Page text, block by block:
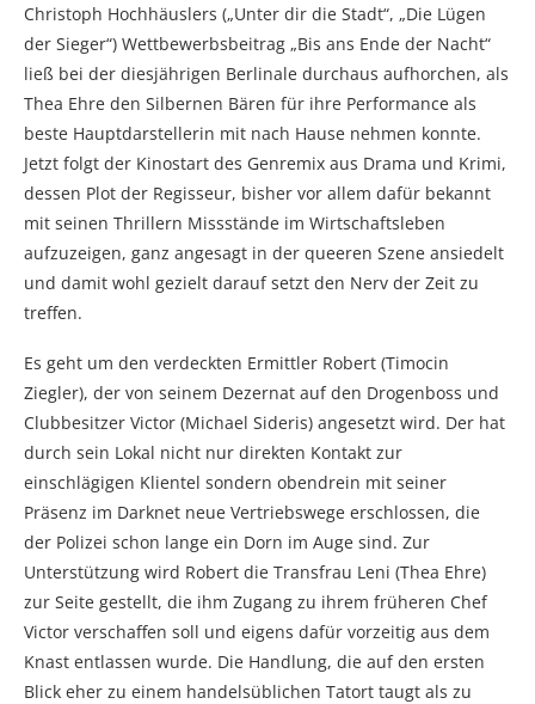
Christoph Hochhäuslers („Unter dir die Stadt“, „Die Lügen
der Sieger“) Wettbewerbsbeitrag „Bis ans Ende der Nacht“
ließ bei der diesjährigen Berlinale durchaus aufhorchen, als
Thea Ehre den Silbernen Bären für ihre Performance als
beste Hauptdarstellerin mit nach Hause nehmen konnte.
Jetzt folgt der Kinostart des Genremix aus Drama und Krimi,
dessen Plot der Regisseur, bisher vor allem dafür bekannt
mit seinen Thrillern Missstände im Wirtschaftsleben
aufzuzeigen, ganz angesagt in der queeren Szene ansiedelt
und damit wohl gezielt darauf setzt den Nerv der Zeit zu
treffen.
Es geht um den verdeckten Ermittler Robert (Timocin
Ziegler), der von seinem Dezernat auf den Drogenboss und
Clubbesitzer Victor (Michael Sideris) angesetzt wird. Der hat
durch sein Lokal nicht nur direkten Kontakt zur
einschlägigen Klientel sondern obendrein mit seiner
Präsenz im Darknet neue Vertriebswege erschlossen, die
der Polizei schon lange ein Dorn im Auge sind. Zur
Unterstützung wird Robert die Transfrau Leni (Thea Ehre)
zur Seite gestellt, die ihm Zugang zu ihrem früheren Chef
Victor verschaffen soll und eigens dafür vorzeitig aus dem
Knast entlassen wurde. Die Handlung, die auf den ersten
Blick eher zu einem handelsüblichen Tatort taugt als zu